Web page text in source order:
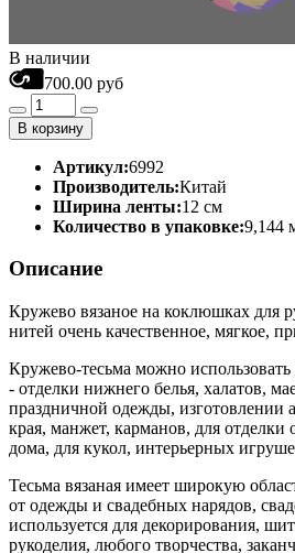
В наличии
700.00 руб
В корзину
Артикул:6992
Производитель:Китай
Ширина ленты:12 см
Количество в упаковке:9,144
Описание
Кружево вязаное на коклюшках для
нитей очень качественное, мягкое,
Кружево-тесьма можно
- отделки нижнего белья, халатов,
праздничной одежды, изготовлении
края, манжет, карманов, для отделки
дома, для кукол, интерьерных
Тесьма вязаная имеет широкую
от одежды и свадебных нарядов,
используется для декорирования,
рукоделия, любого творчества,